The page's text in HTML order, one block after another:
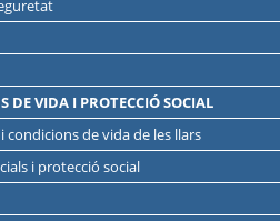
DE VIDA I PROTECCIÓ SOCIAL
condicions de vida de les llars
i protecció social